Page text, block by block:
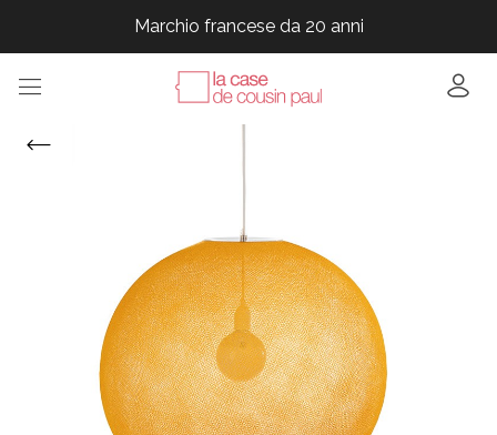
Marchio francese da 20 anni
Marchio francese da 20 anni
Marchio francese da 20 anni